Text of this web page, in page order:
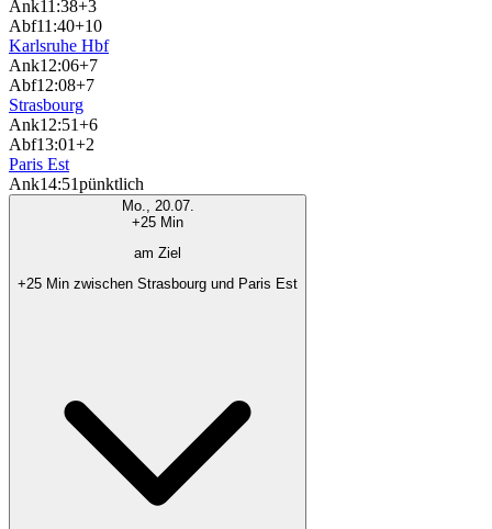
Ank11:38+3
Abf11:40+10
Karlsruhe Hbf
Ank12:06+7
Abf12:08+7
Strasbourg
Ank12:51+6
Abf13:01+2
Paris Est
Ank14:51pünktlich
Mo., 20.07.
+25 Min
am Ziel
+25 Min zwischen Strasbourg und Paris Est